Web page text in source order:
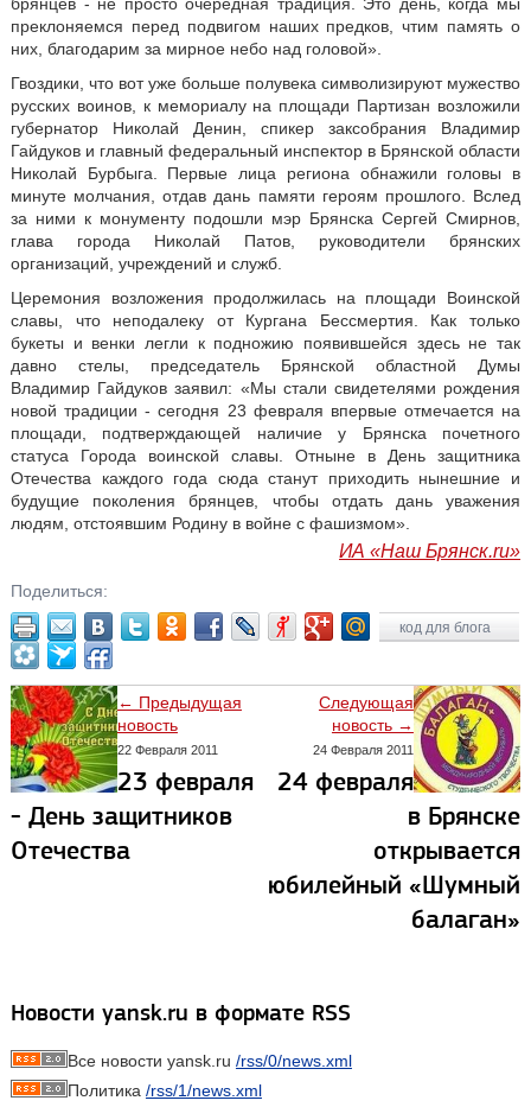
преклоняемся перед подвигом наших предков, чтим память о
них, благодарим за мирное небо над головой».
Гвоздики, что вот уже больше полувека символизируют мужество
русских воинов, к мемориалу на площади Партизан возложили
губернатор Николай Денин, спикер заксобрания Владимир
Гайдуков и главный федеральный инспектор в Брянской области
Николай Бурбыга. Первые лица региона обнажили головы в
минуте молчания, отдав дань памяти героям прошлого. Вслед
за ними к монументу подошли мэр Брянска Сергей Смирнов,
глава города Николай Патов, руководители брянских
организаций, учреждений и служб.
Церемония возложения продолжилась на площади Воинской
славы, что неподалеку от Кургана Бессмертия. Как только
букеты и венки легли к подножию появившейся здесь не так
давно стелы, председатель Брянской областной Думы
Владимир Гайдуков заявил: «Мы стали свидетелями рождения
новой традиции - сегодня 23 февраля впервые отмечается на
площади, подтверждающей наличие у Брянска почетного
статуса Города воинской славы. Отныне в День защитника
Отечества каждого года сюда станут приходить нынешние и
будущие поколения брянцев, чтобы отдать дань уважения
людям, отстоявшим Родину в войне с фашизмом».
ИА «Наш Брянск.ru»
Поделиться:
код для блога
← Предыдущая
новость
22 Февраля 2011
23 февраля
- День защитников
Отечества
Следующая
новость →
24 Февраля 2011
24 февраля
в Брянске
открывается
юбилейный «Шумный
балаган»
Новости yansk.ru в формате RSS
Все новости yansk.ru /rss/0/news.xml
Политика /rss/1/news.xml